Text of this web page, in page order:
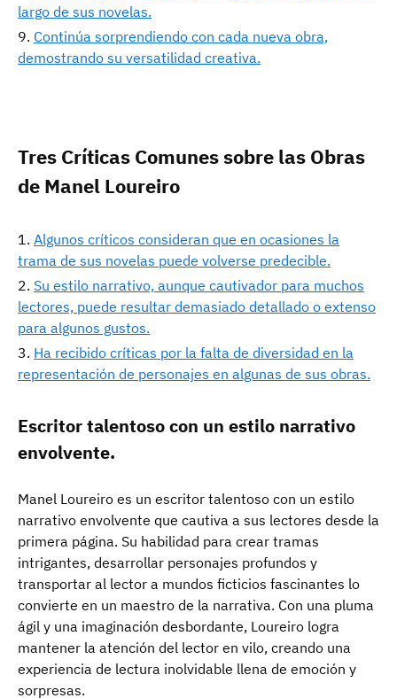
largo de sus novelas.
Continúa sorprendiendo con cada nueva obra,
demostrando su versatilidad creativa.
Tres Críticas Comunes sobre las Obras
de Manel Loureiro
Algunos críticos consideran que en ocasiones la
trama de sus novelas puede volverse predecible.
Su estilo narrativo, aunque cautivador para muchos
lectores, puede resultar demasiado detallado o extenso
para algunos gustos.
Ha recibido críticas por la falta de diversidad en la
representación de personajes en algunas de sus obras.
Escritor talentoso con un estilo narrativo
envolvente.
Manel Loureiro es un escritor talentoso con un estilo
narrativo envolvente que cautiva a sus lectores desde la
primera página. Su habilidad para crear tramas
intrigantes, desarrollar personajes profundos y
transportar al lector a mundos ficticios fascinantes lo
convierte en un maestro de la narrativa. Con una pluma
ágil y una imaginación desbordante, Loureiro logra
mantener la atención del lector en vilo, creando una
experiencia de lectura inolvidable llena de emoción y
sorpresas.